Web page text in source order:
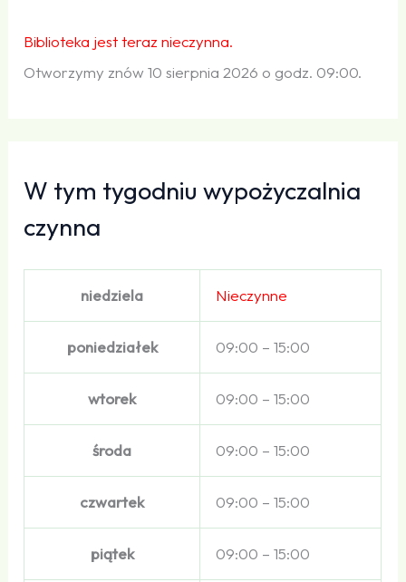
Biblioteka jest teraz nieczynna.
Otworzymy znów 10 sierpnia 2026 o godz. 09:00.
W tym tygodniu wypożyczalnia
czynna
niedziela Nieczynne
poniedziałek 09:00 – 15:00
wtorek 09:00 – 15:00
środa 09:00 – 15:00
czwartek 09:00 – 15:00
piątek 09:00 – 15:00